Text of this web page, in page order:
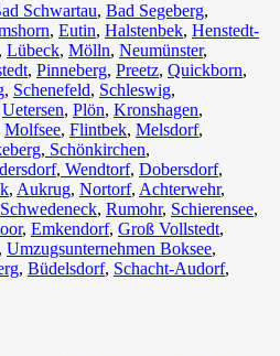
Schwartau, Bad Segeberg,
, Eutin, Halstenbek, Henstedt-
, Lübeck, Mölln, Neumünster,
, Pinneberg, Preetz, Quickborn,
, Schenefeld, Schleswig,
Uetersen, Plön, Kronshagen,
Molfsee, Flintbek, Melsdorf,
, Schönkirchen,
, Wendtorf, Dobersdorf,
, Aukrug, Nortorf, Achterwehr,
Schwedeneck, Rumohr, Schierensee,
, Emkendorf, Groß Vollstedt,
Umzugsunternehmen Boksee,
, Büdelsdorf, Schacht-Audorf,